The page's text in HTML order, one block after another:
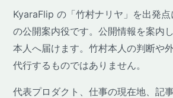
KyaraFlip の「竹村ナリヤ」を出発
の公開案内役です。公開情報を案内
本人へ届けます。竹村本人の判断や
代行するものではありません。
代表プロダクト、仕事の現在地、記